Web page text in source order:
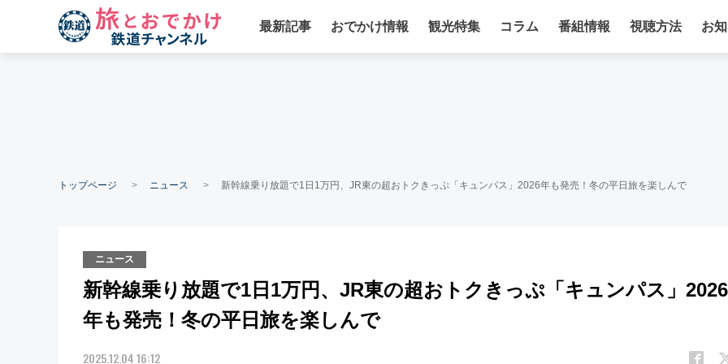
最新記事 おでかけ情報 観光特集 コラム 番組情報 視聴方法 お
トップページ ニュース 新幹線乗り放題で1日1万円、JR東の超おトクきっぷ「キュンパス」2026年も発売！冬の平日旅を楽しんで
ニュース
新幹線乗り放題で1日1万円、JR東の超おトクきっぷ「キュンパス」2026
年も発売！冬の平日旅を楽しんで
2025.12.04 16:12